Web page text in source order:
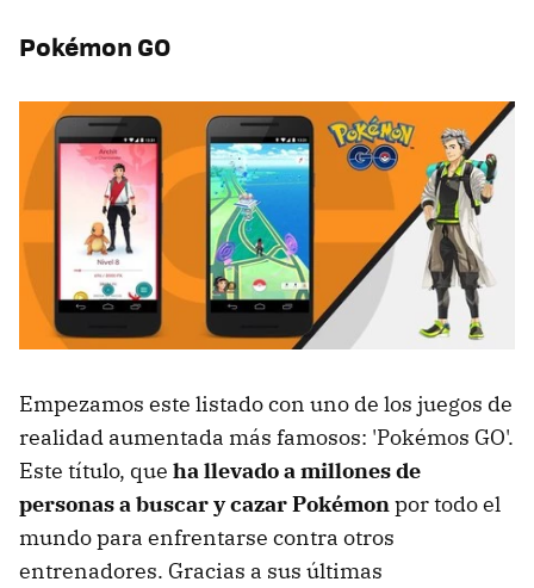
Pokémon GO
Empezamos este listado con uno de los juegos de
realidad aumentada más famosos: 'Pokémos GO'.
Este título, que ha llevado a millones de
personas a buscar y cazar Pokémonpor todo el
mundo para enfrentarse contra otros
entrenadores. Gracias a sus últimas